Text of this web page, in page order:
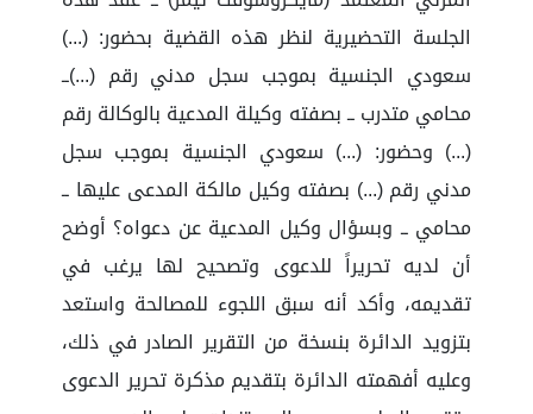
الجلسة التحضيرية لنظر هذه القضية بحضور: (...)
سعودي الجنسية بموجب سجل مدني رقم (...)ــ
محامي متدرب ــ بصفته وكيلة المدعية بالوكالة رقم
(...) وحضور: (...) سعودي الجنسية بموجب سجل
مدني رقم (...) بصفته وكيل مالكة المدعى عليها ــ
محامي ــ وبسؤال وكيل المدعية عن دعواه؟ أوضح
أن لديه تحريراً للدعوى وتصحيح لها يرغب في
تقديمه، وأكد أنه سبق اللجوء للمصالحة واستعد
بتزويد الدائرة بنسخة من التقرير الصادر في ذلك،
وعليه أفهمته الدائرة بتقديم مذكرة تحرير الدعوى